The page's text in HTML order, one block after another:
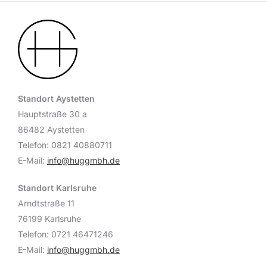
Standort Aystetten
Hauptstraße 30 a
86482 Aystetten
Telefon: 0821 40880711
E-Mail: info@huggmbh.de
Standort Karlsruhe
Arndtstraße 11
76199 Karlsruhe
Telefon: 0721 46471246
E-Mail: info@huggmbh.de